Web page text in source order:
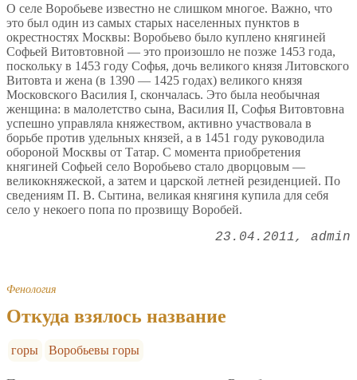
О селе Воробьеве известно не слишком многое. Важно, что
это был один из самых старых населенных пунктов в
окрестностях Москвы: Воробьево было куплено княгиней
Софьей Витовтовной — это произошло не позже 1453 года,
поскольку в 1453 году Софья, дочь великого князя Литовского
Витовта и жена (в 1390 — 1425 годах) великого князя
Московского Василия I, скончалась. Это была необычная
женщина: в малолетство сына, Василия II, Софья Витовтовна
успешно управляла княжеством, активно участвовала в
борьбе против удельных князей, а в 1451 году руководила
обороной Москвы от Татар. С момента приобретения
княгиней Софьей село Воробьево стало дворцовым —
великокняжеской, а затем и царской летней резиденцией. По
сведениям П. В. Сытина, великая княгиня купила для себя
село у некоего попа по прозвищу Воробей.
23.04.2011 admin
Фенология
Откуда взялось название
горы Воробьевы горы